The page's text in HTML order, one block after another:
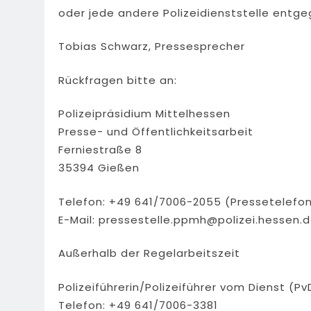
oder jede andere Polizeidienststelle
Tobias Schwarz, Pressesprecher
Rückfragen bitte an:
Polizeipräsidium Mittelhessen
Presse- und Öffentlichkeitsarbeit
Ferniestraße 8
35394 Gießen
Telefon: +49 641/7006-2055
E-Mail:
Außerhalb der Regelarbeitszeit
Polizeiführerin/Polizeiführer vom Dienst
Telefon: +49 641/7006-3381